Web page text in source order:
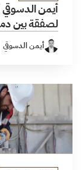
أيمن
لصفقة بين
أيمن الدسوقي